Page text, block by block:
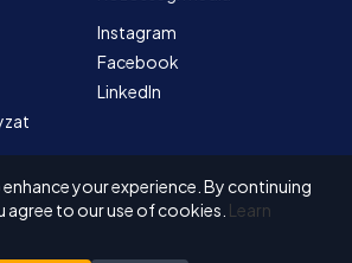
Instagram
Facebook
LinkedIn
your experience. By continuing
agree to our use of cookies. Learn